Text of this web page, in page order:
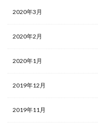
2020年3月
2020年2月
2020年1月
2019年12月
2019年11月